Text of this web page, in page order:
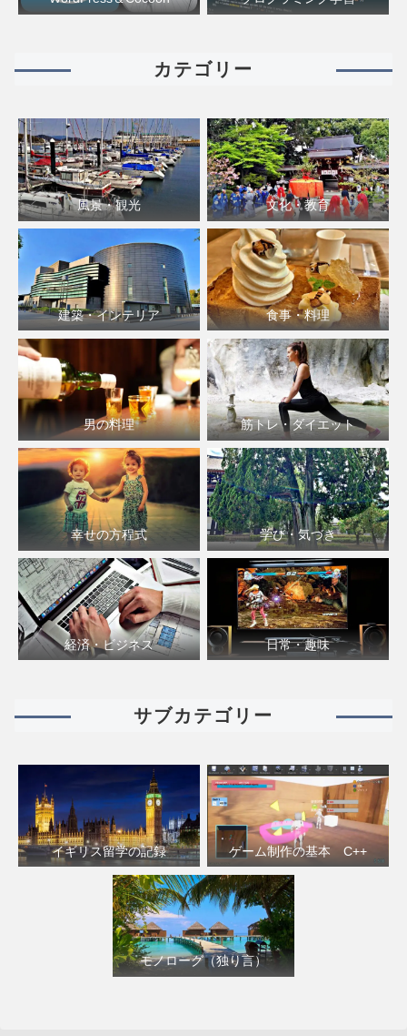
カテゴリー
風景・観光 文化・教育
建築・インテリア 食事・料理
男の料理 筋トレ・ダイエット
幸せの方程式 学び・気づき
経済・ビジネス 日常・趣味
サブカテゴリー
イギリス留学の記録 ゲーム制作の基本 C++
モノローグ（独り言）